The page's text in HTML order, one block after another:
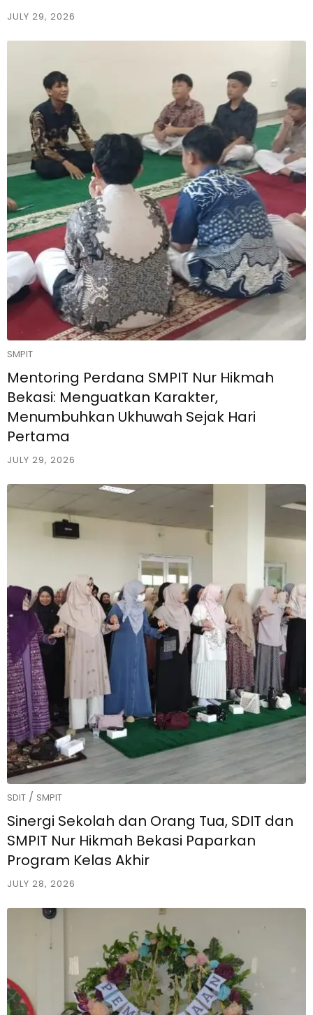
JULY 29, 2026
SMPIT
Mentoring Perdana SMPIT Nur Hikmah
Bekasi: Menguatkan Karakter,
Menumbuhkan Ukhuwah Sejak Hari
Pertama
JULY 29, 2026
SDIT / SMPIT
Sinergi Sekolah dan Orang Tua, SDIT dan
SMPIT Nur Hikmah Bekasi Paparkan
Program Kelas Akhir
JULY 28, 2026